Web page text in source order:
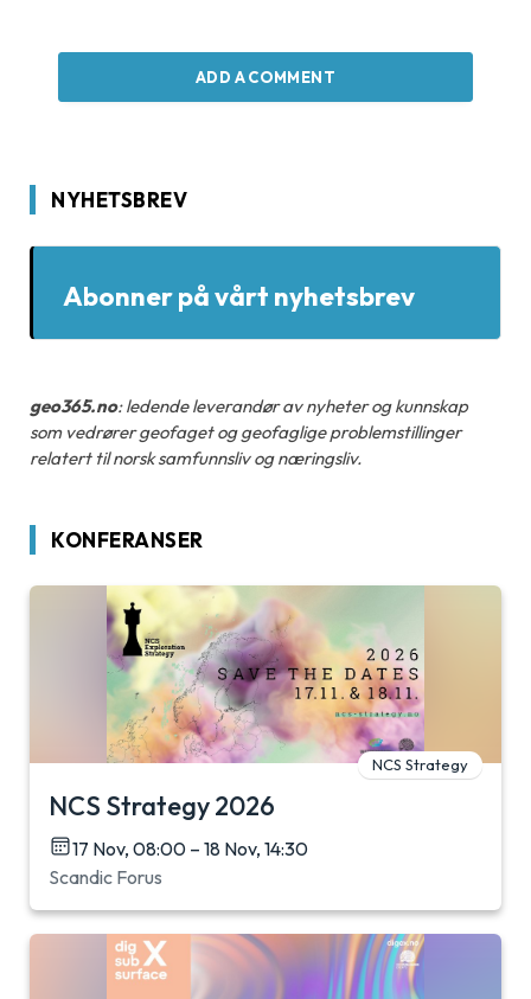
ADD A COMMENT
NYHETSBREV
Abonner på vårt nyhetsbrev
geo365.no: ledende leverandør av nyheter og kunnskap
som vedrører geofaget og geofaglige problemstillinger
relatert til norsk samfunnsliv og næringsliv.
KONFERANSER
NCS Strategy
NCS Strategy 2026
17 Nov, 08:00 – 18 Nov, 14:30
Scandic Forus